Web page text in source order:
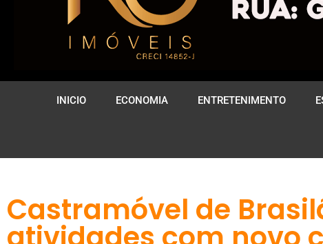
INICIO ECONOMIA ENTRETENIMENTO
Castramóvel de